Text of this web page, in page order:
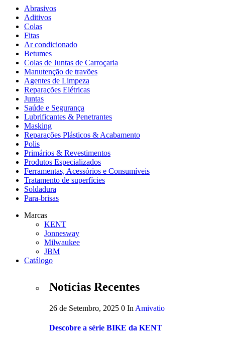
Abrasivos
Aditivos
Colas
Fitas
Ar condicionado
Betumes
Colas de Juntas de Carroçaria
Manutenção de travões
Agentes de Limpeza
Reparações Elétricas
Juntas
Saúde e Segurança
Lubrificantes & Penetrantes
Masking
Reparações Plásticos & Acabamento
Polis
Primários & Revestimentos
Produtos Especializados
Ferramentas, Acessórios e Consumíveis
Tratamento de superfícies
Soldadura
Para-brisas
Marcas
KENT
Jonnesway
Milwaukee
JBM
Catálogo
Notícias Recentes
26 de Setembro, 2025 0 In Amivatio
Descobre a série BIKE da KENT